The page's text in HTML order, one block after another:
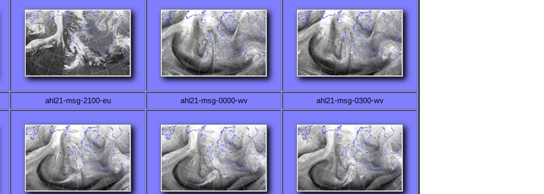
ahl21-msg-2100-eu ahl21-msg-0000-wv ahl21-msg-0300-wv